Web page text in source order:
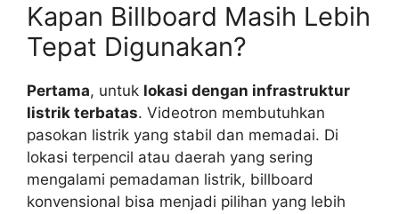
Kapan Billboard Masih Lebih
Tepat Digunakan?
Pertama, untuk lokasi dengan infrastruktur
listrik terbatas. Videotron membutuhkan
pasokan listrik yang stabil dan memadai. Di
lokasi terpencil atau daerah yang sering
mengalami pemadaman listrik, billboard
konvensional bisa menjadi pilihan yang lebih